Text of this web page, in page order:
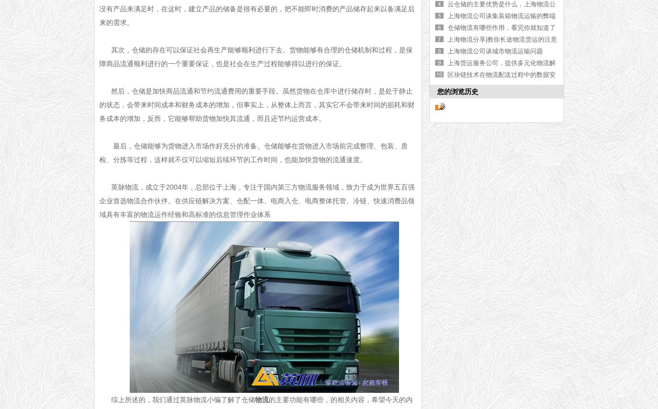
没有产品来满足时，在这时，建立产品的储备是很有必要的，把不能即时消费的产品储存起来以备满足后
来的需求。
其次，仓储的存在可以保证社会再生产能够顺利进行下去。货物能够有合理的仓储机制和过程，是保
障商品流通顺利进行的一个重要保证，也是社会在生产过程能够得以进行的保证。
然后，仓储是加快商品流通和节约流通费用的重要手段。虽然货物在仓库中进行储存时，是处于静止
的状态，会带来时间成本和财务成本的增加，但事实上，从整体上而言，其实它不会带来时间的损耗和财
务成本的增加，反而，它能够帮助货物加快其流通，而且还节约运营成本。
最后，仓储能够为货物进入市场作好充分的准备。仓储能够在货物进入市场前完成整理、包装、质
检、分拣等过程，这样就不仅可以缩短后续环节的工作时间，也能加快货物的流通速度。
英脉物流，成立于2004年，总部位于上海，专注于国内第三方物流服务领域，致力于成为世界五百强
企业首选物流合作伙伴。在供应链解决方案、仓配一体、电商入仓、电商整体托管、冷链、快速消费品领
域具有丰富的物流运作经验和高标准的信息管理作业体系
综上所述的，我们通过英脉物流小编了解了仓储物流的主要功能有哪些，的相关内容，希望今天的内
云仓储的主要优势是什么，上海物流公
司解答【全网更新】
上海物流公司谈集装箱物流运输的弊端
仓储物流有哪些作用，看完你就知道了
[物流知识]
上海物流分享|教你长途物流货运的注意
事项以及手续
上海物流公司谈城市物流运输问题
上海货运服务公司，提供多元化物流解
决【全网更新】
区块链技术在物流配送过程中的数据安
全与建设
您的浏览历史